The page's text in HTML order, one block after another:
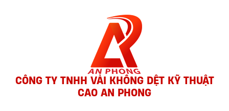
CÔNG TY TNHH VẢI KHÔNG DỆT KỸ THUẬT
CAO AN PHONG